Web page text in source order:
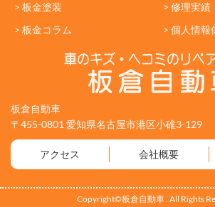
> 板金塗装
> 修理実績
> 板金コラム
> 個人情報
板倉自動車
〒455-0801 愛知県名古屋市港区小碓3-129
アクセス 会社概要
Copyright©板倉自動車 . All Rights